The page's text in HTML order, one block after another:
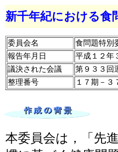
新千年紀における食
委員会名
食問題特別
報告年月日
平成１２年
議決された会議
第９３３回
整理番号
１７期－
本委員会は，「先